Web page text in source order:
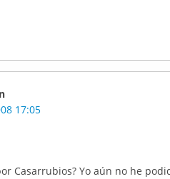
17:05
Casarrubios? Yo aún no he